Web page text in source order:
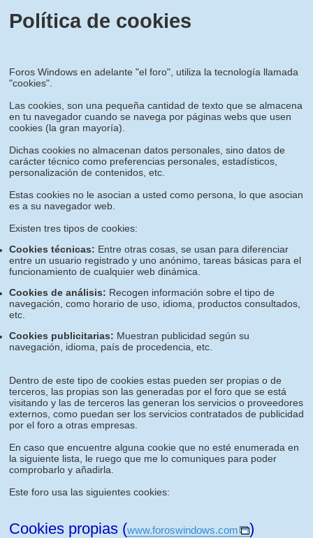
Política de cookies
Foros Windows en adelante "el foro", utiliza la tecnología llamada
"cookies".
Las cookies, son una pequeña cantidad de texto que se almacena
en tu navegador cuando se navega por páginas webs que usen
cookies (la gran mayoría).
Dichas cookies no almacenan datos personales, sino datos de
carácter técnico como preferencias personales, estadísticos,
personalización de contenidos, etc.
Estas cookies no le asocian a usted como persona, lo que asocian
es a su navegador web.
Existen tres tipos de cookies:
Cookies técnicas: Entre otras cosas, se usan para diferenciar
entre un usuario registrado y uno anónimo, tareas básicas para el
funcionamiento de cualquier web dinámica.
Cookies de análisis: Recogen información sobre el tipo de
navegación, como horario de uso, idioma, productos consultados,
etc.
Cookies publicitarias: Muestran publicidad según su
navegación, idioma, país de procedencia, etc.
Dentro de este tipo de cookies estas pueden ser propias o de
terceros, las propias son las generadas por el foro que se está
visitando y las de terceros las generan los servicios o proveedores
externos, como puedan ser los servicios contratados de publicidad
por el foro a otras empresas.
En caso que encuentre alguna cookie que no esté enumerada en
la siguiente lista, le ruego que me lo comuniques para poder
comprobarlo y añadirla.
Este foro usa las siguientes cookies:
Cookies propias (www.foroswindows.com )